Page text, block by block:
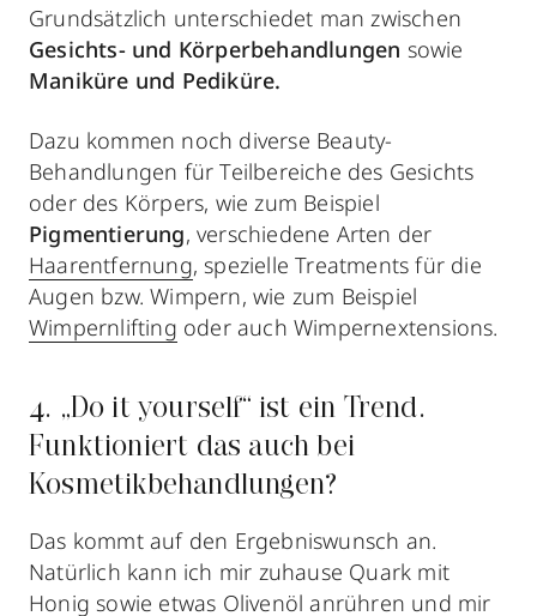
Grundsätzlich unterschiedet man zwischen
Gesichts- und Körperbehandlungen sowie
Maniküre und Pediküre.
Dazu kommen noch diverse Beauty-
Behandlungen für Teilbereiche des Gesichts
oder des Körpers, wie zum Beispiel
Pigmentierung, verschiedene Arten der
Haarentfernung, spezielle Treatments für die
Augen bzw. Wimpern, wie zum Beispiel
Wimpernlifting oder auch Wimpernextensions.
4. „Do it yourself“ ist ein Trend.
Funktioniert das auch bei
Kosmetikbehandlungen?
Das kommt auf den Ergebniswunsch an.
Natürlich kann ich mir zuhause Quark mit
Honig sowie etwas Olivenöl anrühren und mir